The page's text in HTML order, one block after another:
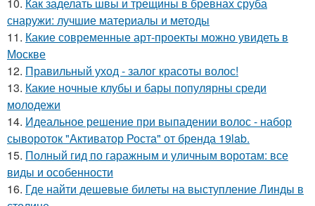
10. Как заделать швы и трещины в бревнах сруба
снаружи: лучшие материалы и методы
11. Какие современные арт-проекты можно увидеть в
Москве
12. Правильный уход - залог красоты волос!
13. Какие ночные клубы и бары популярны среди
молодежи
14. Идеальное решение при выпадении волос - набор
сывороток "Активатор Роста" от бренда 19lab.
15. Полный гид по гаражным и уличным воротам: все
виды и особенности
16. Где найти дешевые билеты на выступление Линды в